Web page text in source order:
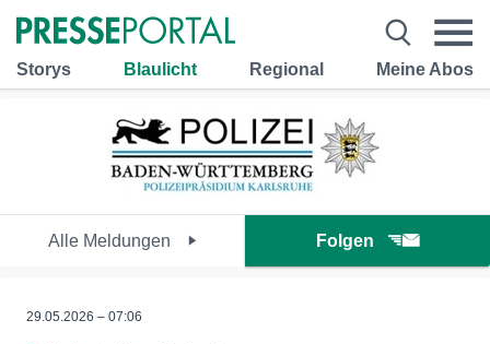
Storys Blaulicht Regional Meine Abos
Alle Meldungen Folgen
29.05.2026 – 07:06